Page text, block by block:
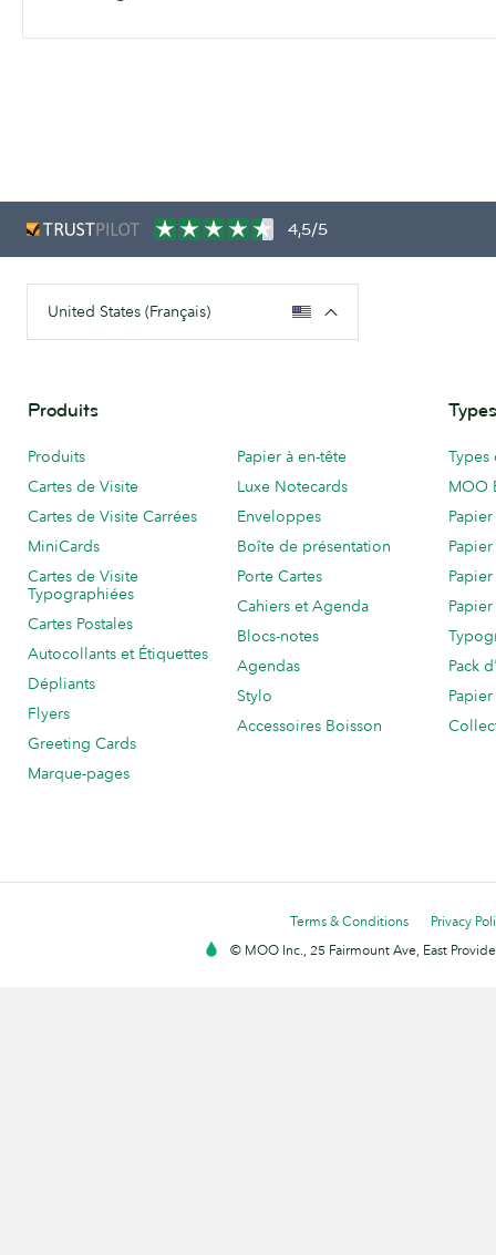
4,5/5
United States (Français)
Produits
Produits
Cartes de Visite
Cartes de Visite Carrées
MiniCards
Cartes de Visite
Typographiées
Cartes Postales
Autocollants et Étiquettes
Dépliants
Flyers
Greeting Cards
Marque-pages
Papier à en-tête
Luxe Notecards
Enveloppes
Boîte de présentation
Porte Cartes
Cahiers et Agenda
Blocs-notes
Agendas
Stylo
Accessoires Boisson
MOO
Pack
Terms & Conditions
Privacy
© MOO Inc., 25 Fairmount Ave, East